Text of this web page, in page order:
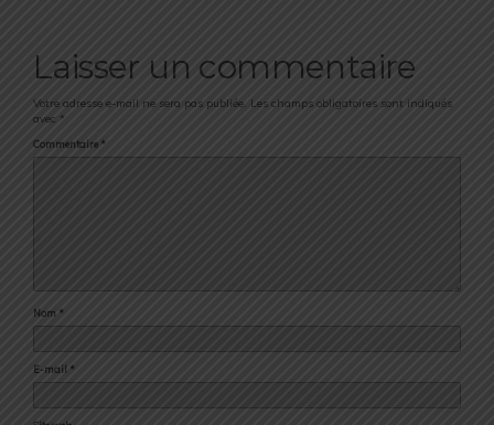
Laisser un commentaire
Votre adresse e-mail ne sera pas publiée. Les champs obligatoires sont indiqués
avec *
Commentaire *
Nom *
E-mail *